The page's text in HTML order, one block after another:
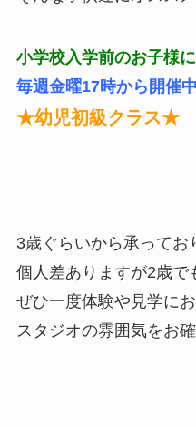
小学校入学前のお子様
毎週金曜17時から開催中
★幼児初級クラス★
3歳ぐらいから承ってお
個人差ありますが2歳で
ぜひ一度体験や見学に
スタジオの雰囲気をお